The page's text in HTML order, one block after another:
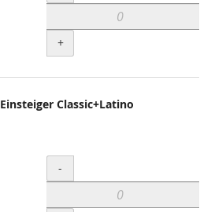
+
Classic+Latino
Menge
-